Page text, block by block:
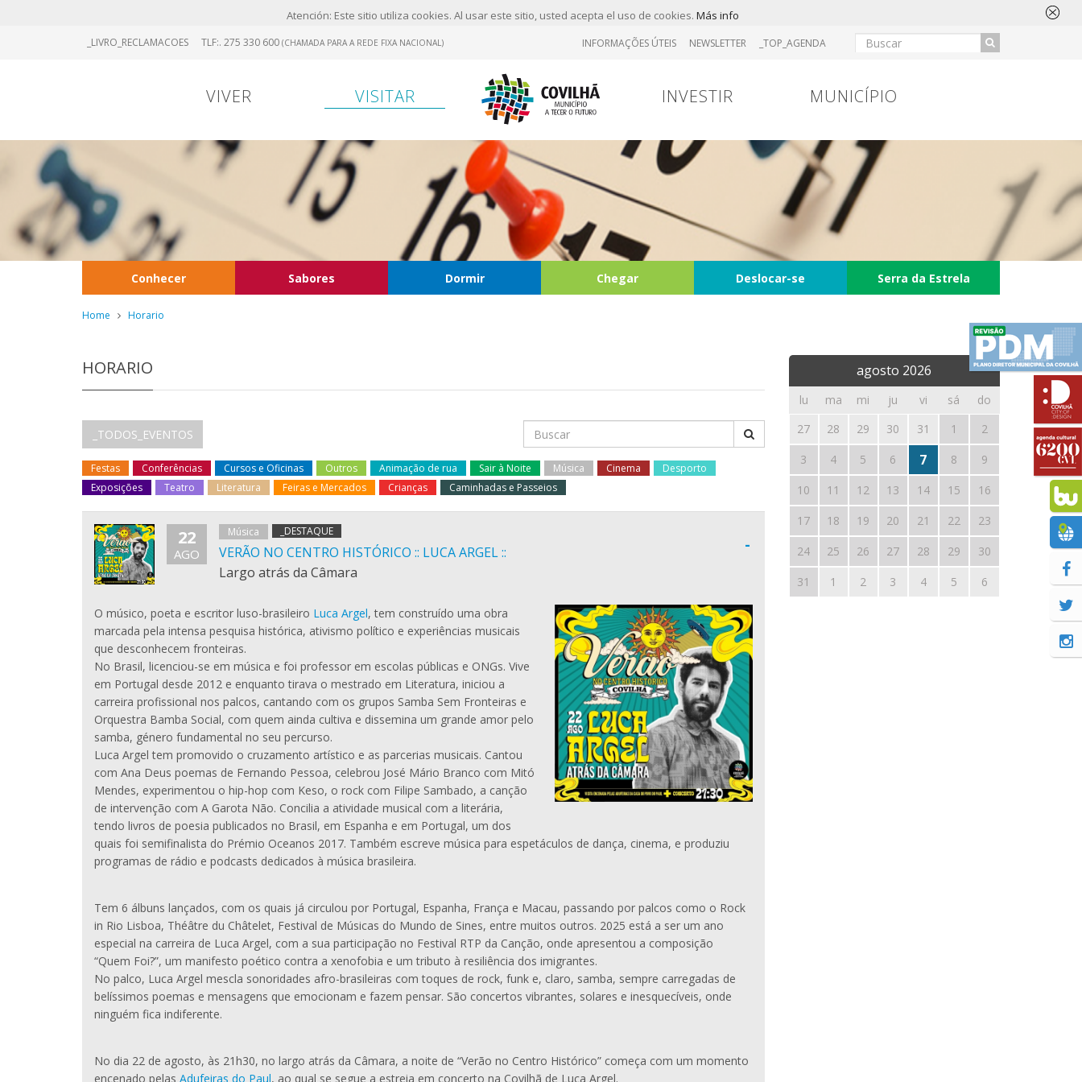
Atención: Este sitio utiliza cookies. Al usar este sitio, usted acepta el uso de cookies. Más info
_LIVRO_RECLAMACOES TLF:. 275 330 600 (CHAMADA PARA A REDE FIXA NACIONAL) INFORMAÇÕES ÚTEIS NEWSLETTER _TOP_AGENDA
VIVER VISITAR INVESTIR MUNICÍPIO
Conhecer Sabores Dormir Chegar Deslocar-se Serra da Estrela
Home Horario
agosto 2026
lu ma mi ju vi sá
do
27
28 29 30 31 1
2
3
4 5 6 7 8
9
10
11 12 13 14 15
16
17
18 19 20 21 22
23
24
25 26 27 28 29
30
31
1 2 3 4 5 6
HORARIO
_TODOS_EVENTOS
Festas Conferências Cursos e Oficinas Outros Animação de rua Sair à Noite Música Cinema
Desporto
Exposições
Teatro Literatura Feiras e Mercados Crianças Caminhadas e Passeios
-
22
AGO
Música _DESTAQUE
VERÃO NO CENTRO HISTÓRICO :: LUCA ARGEL ::
Largo atrás da Câmara
O músico, poeta e escritor luso-brasileiro Luca Argel, tem construído uma obra
marcada pela intensa pesquisa histórica, ativismo político e experiências musicais
que desconhecem fronteiras.
No Brasil, licenciou-se em música e foi professor em escolas públicas e ONGs. Vive
em Portugal desde 2012 e enquanto tirava o mestrado em Literatura, iniciou a
carreira profissional nos palcos, cantando com os grupos Samba Sem Fronteiras e
Orquestra Bamba Social, com quem ainda cultiva e dissemina um grande amor pelo
samba, género fundamental no seu percurso.
Luca Argel tem promovido o cruzamento artístico e as parcerias musicais. Cantou
com Ana Deus poemas de Fernando Pessoa, celebrou José Mário Branco com Mitó
Mendes, experimentou o hip-hop com Keso, o rock com Filipe Sambado, a canção
de intervenção com A Garota Não. Concilia a atividade musical com a literária,
tendo livros de poesia publicados no Brasil, em Espanha e em Portugal, um dos
quais foi semifinalista do Prémio Oceanos 2017. Também escreve música para espetáculos de dança, cinema, e produziu
programas de rádio e podcasts dedicados à música brasileira.
Tem 6 álbuns lançados, com os quais já circulou por Portugal, Espanha, França e Macau, passando por palcos como o Rock
in Rio Lisboa, Théâtre du Châtelet, Festival de Músicas do Mundo de Sines, entre muitos outros. 2025 está a ser um ano
especial na carreira de Luca Argel, com a sua participação no Festival RTP da Canção, onde apresentou a composição
“Quem Foi?”, um manifesto poético contra a xenofobia e um tributo à resiliência dos imigrantes.
No palco, Luca Argel mescla sonoridades afro-brasileiras com toques de rock, funk e, claro, samba, sempre carregadas de
belíssimos poemas e mensagens que emocionam e fazem pensar. São concertos vibrantes, solares e inesquecíveis, onde
ninguém fica indiferente.
No dia 22 de agosto, às 21h30, no largo atrás da Câmara, a noite de “Verão no Centro Histórico” começa com um momento
encenado pelas Adufeiras do Paul, ao qual se segue a estreia em concerto na Covilhã de Luca Argel.